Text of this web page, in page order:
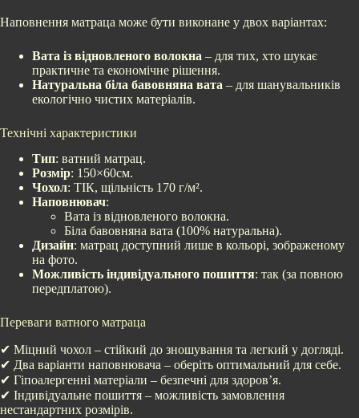
Наповнення матраца може бути виконане у двох варіантах:
Вата із відновленого волокна – для тих, хто шукає
практичне та економічне рішення.
Натуральна біла бавовняна вата – для шанувальників
екологічно чистих матеріалів.
Технічні характеристики
Тип: ватний матрац.
Розмір: 150×60см.
Чохол: ТІК, щільність 170 г/м².
Наповнювач:
Вата із відновленого волокна.
Біла бавовняна вата (100% натуральна).
Дизайн: матрац доступний лише в кольорі, зображеному
на фото.
Можливість індивідуального пошиття: так (за повною
передплатою).
Переваги ватного матраца
✔ Міцний чохол – стійкий до зношування та легкий у догляді.
✔ Два варіанти наповнювача – оберіть оптимальний для себе.
✔ Гіпоалергенні матеріали – безпечні для здоров’я.
✔ Індивідуальне пошиття – можливість замовлення
нестандартних розмірів.